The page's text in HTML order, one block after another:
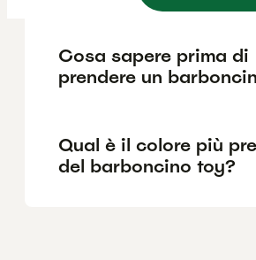
Cosa sapere prima di
prendere un
Qual è il colore più
del barboncino toy?